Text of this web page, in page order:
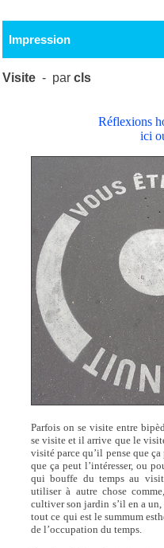
Impression
Visite - parcls
Réflexions
ici
Parfois on se visite entre
se visite et il arrive que le
visité parce qu’il pense que
que ça peut l’intéresser, ou
qui bouffe du temps au
utiliser à autre chose
cultiver son jardin s’il en a
tout ce qui est le summum
de l’occupation du temps.